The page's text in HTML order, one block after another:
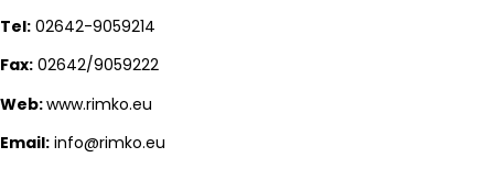
Tel: 02642-9059214
Fax: 02642/9059222
Web:www.rimko.eu
Email: info@rimko.eu